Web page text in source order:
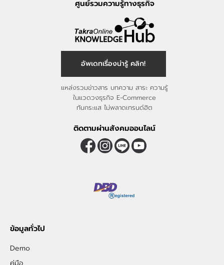
ศูนย์รวมความรู้ทางธุรกิจ
อัพเดทเรื่องน่ารู้ คลิก!
แหล่งรวมข่าวสาร บทความ สาระ ความรู้
ในแวดวงธุรกิจ E-Commerce
ทันกระแส ไม่พลาดเทรนด์ฮิต
ติดตามผ่านสังคมออนไลน์
ข้อมูลทั่วไป
Demo